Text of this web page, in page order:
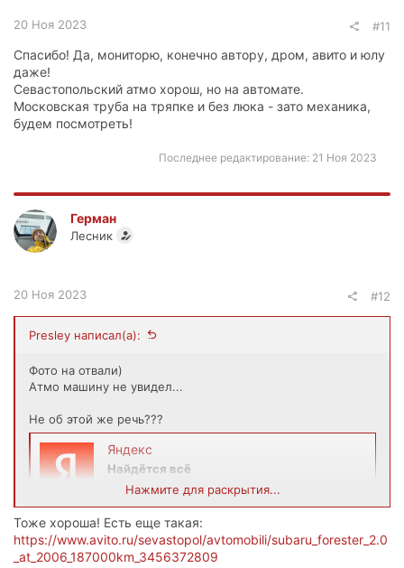
20 Ноя 2023 #11
Спасибо! Да, мониторю, конечно автору, дром, авито и юлу
даже!
Севастопольский атмо хорош, но на автомате.
Московская труба на тряпке и без люка - зато механика,
будем посмотреть!
Последнее редактирование: 21 Ноя 2023
Герман
Лесник
20 Ноя 2023 #12
Presley написал(а):
Фото на отвали)
Атмо машину не увидел...
Не об этой же речь???
Яндекс
Найдётся всё
auto.ru
Нажмите для раскрытия...
Тоже хороша! Есть еще такая:
https://www.avito.ru/sevastopol/avtomobili/subaru_forester_2.0
_at_2006_187000km_3456372809